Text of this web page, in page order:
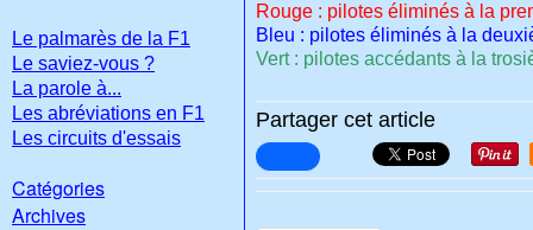
Rouge : pilotes éliminés à la
Bleu : pilotes éliminés à la
Vert : pilotes accédants à la
Partager cet article
Le palmarès de la F1
Le saviez-vous ?
La parole à...
Les abréviations en F1
Les circuits d'essais
Catégories
Archives